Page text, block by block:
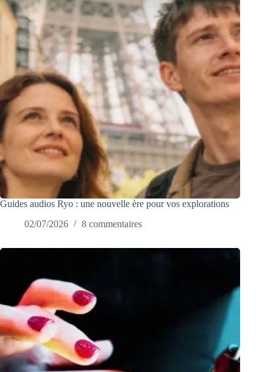
Guides audios Ryo : une nouvelle ère pour vos explorations
02/07/2026
8 commentaires